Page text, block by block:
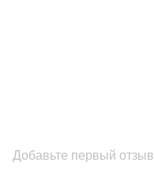
Добавьте первый отзыв